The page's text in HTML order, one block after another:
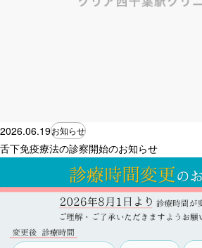
2026.06.19お知らせ
舌下免疫療法の診察開始のお知らせ